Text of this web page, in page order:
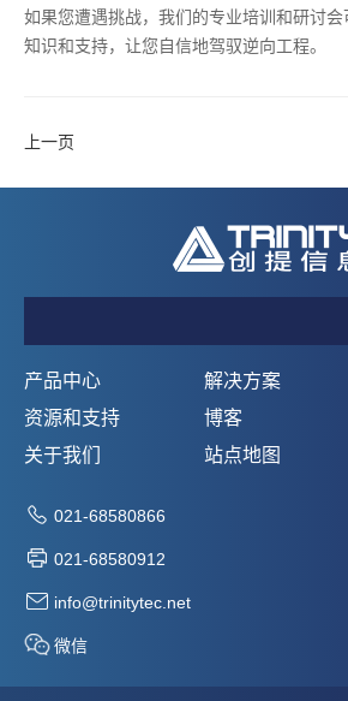
如果您遭遇挑战，我们的专业培训和研讨
知识和支持，让您自信地驾驭逆向工程。
上一页
产品中心
解决方案
资源和支持
博客
关于我们
站点地图
021-68580866
021-68580912
info@trinitytec.net
微信